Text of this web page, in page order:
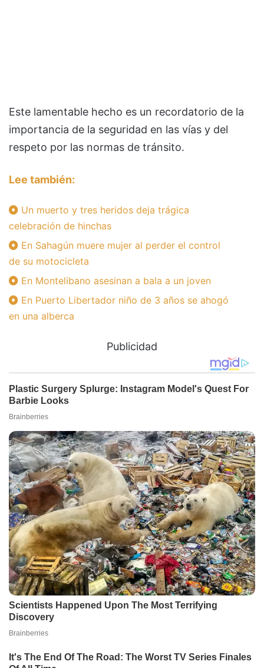
Este lamentable hecho es un recordatorio de la
importancia de la seguridad en las vías y del
respeto por las normas de tránsito.
Lee también:
Un muerto y tres heridos deja trágica
celebración de hinchas
En Sahagún muere mujer al perder el control
de su motocicleta
En Montelibano asesinan a bala a un joven
En Puerto Libertador niño de 3 años se ahogó
en una alberca
Publicidad